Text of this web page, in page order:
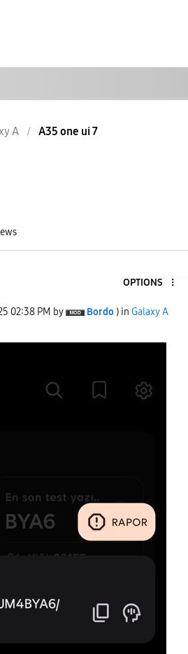
A A35 one ui 7
OPTIONS
02:38 PM by Bordo ) in Galaxy A